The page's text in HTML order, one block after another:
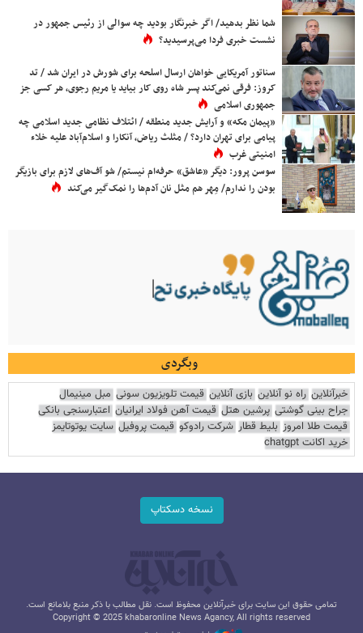
شما نظر بدهید/ اگر خبرنگار بودید چه سوالی از رئیس جمهور در
نشست خبری فردا می‌پرسیدید؟
سناتور آمریکایی خواهان ارسال اسلحه برای شورش در ایران شد / تد
کروز: فرقی نمی‌کند پسر شاه روی کار بیاید یا مریم رجوی، هر کسی جز
جمهوری اسلامی
«پیمان مکه» و آرایش جدید منطقه / ائتلاف نظامی جدید اسلامی چه
پیامی برای تهران دارد؟ / مثلث ریاض، آنکارا و اسلام‌آباد علیه خلاء
امنیتی غرب
سوسن پرور: دیگر «عاشق» حرفه‌ام نیستم/ شو آف‌های لازم برای بازیگر
بودن را ندارم/ مِهر هم مثل نان آدم‌ها را نمک‌گیر می‌کند
وبگردی
خبرآنلاین راه نو آنلاین بازی آنلاین قیمت تلویزیون سونی مبل مینیمال
جراح بینی گوشتی پرشین هتل قیمت آهن فولاد ایرانیان اعتبارسنجی بانکی
قیمت طلا امروز بلیط قطار شرکت رادوکو قیمت پروفیل سایت یوتوتایمز
خرید اکانت chatgpt
نسخه دسکتاپ
تمامی حقوق این سایت برای خبرآنلاین محفوظ است. نقل مطالب با ذکر منبع بلامانع است.
Copyright © 2025 khabaronline News Agancy, All rights reserved